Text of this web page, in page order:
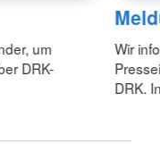
um
DRK-
Wir
DRK.